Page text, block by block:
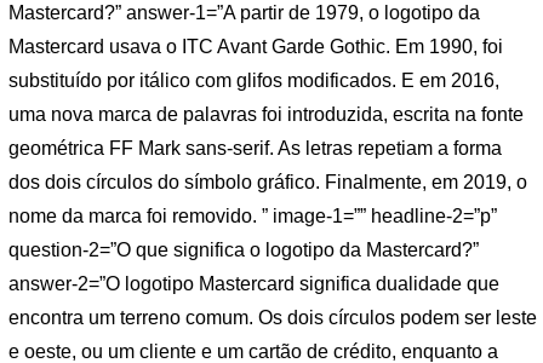
Mastercard?” answer-1=”A partir de 1979, o logotipo da
Mastercard usava o ITC Avant Garde Gothic. Em 1990, foi
substituído por itálico com glifos modificados. E em 2016,
uma nova marca de palavras foi introduzida, escrita na fonte
geométrica FF Mark sans-serif. As letras repetiam a forma
dos dois círculos do símbolo gráfico. Finalmente, em 2019, o
nome da marca foi removido. ” image-1=”” headline-2=”p”
question-2=”O que significa o logotipo da Mastercard?”
answer-2=”O logotipo Mastercard significa dualidade que
encontra um terreno comum. Os dois círculos podem ser leste
e oeste, ou um cliente e um cartão de crédito, enquanto a